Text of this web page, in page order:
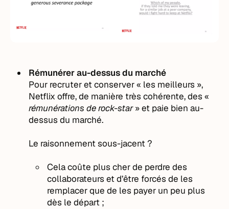
Rémunérer au-dessus du marché
Pour recruter et conserver « les meilleurs »,
Netflix offre, de manière très cohérente, des «
rémunérations de rock-star» et paie bien au-
dessus du marché.
Le raisonnement sous-jacent ?
Cela coûte plus cher de perdre des
collaborateurs et d’être forcés de les
remplacer que de les payer un peu plus
dès le départ ;